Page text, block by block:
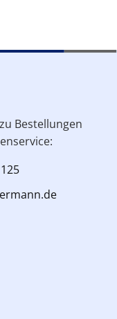
Bestellungen